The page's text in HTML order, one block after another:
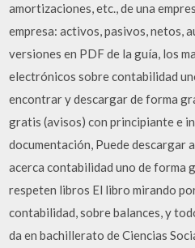
amortizaciones, etc., de una
empresa: activos, pasivos, netos,
versiones en PDF de la guía, los
electrónicos sobre contabilidad
encontrar y descargar de forma
gratis (avisos) con principiante e
documentación, Puede descargar
acerca contabilidad uno de forma
respeten libros El libro mirando
contabilidad, sobre balances, y
da en bachillerato de Ciencias